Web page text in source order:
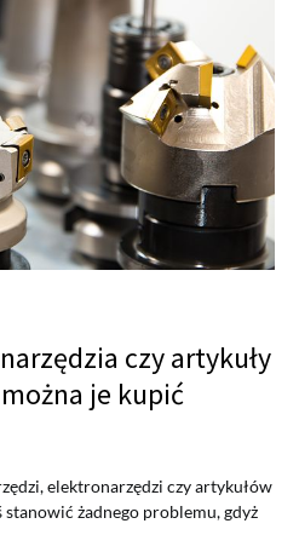
czy artykuły
je kupić
elektronarzędzi czy artykułów
żadnego problemu, gdyż